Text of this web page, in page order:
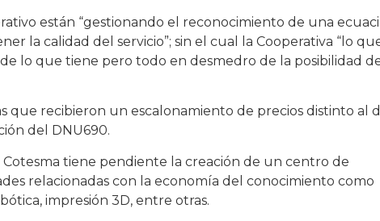
están “gestionando el reconocimiento de una
la calidad del servicio”; sin el cual la Cooperativa “lo
lo que tiene pero todo en desmedro de la posibilidad
que recibieron un escalonamiento de precios distinto al
del DNU690.
tiene pendiente la creación de un centro de
relacionadas con la economía del conocimiento como
impresión 3D, entre otras.